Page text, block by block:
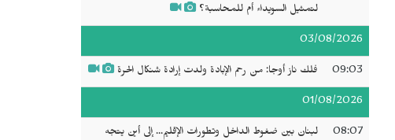
لتمثيل السويداء أم للمحاسبة؟
03/08/2026
09:03 فلك ناز أوجا: من رحم الإبادة ولدت إرادة شنكال الحرة
01/08/2026
08:07
لبنان بين ضغوط الداخل وتطورات الإقليم... إلى أين يتجه